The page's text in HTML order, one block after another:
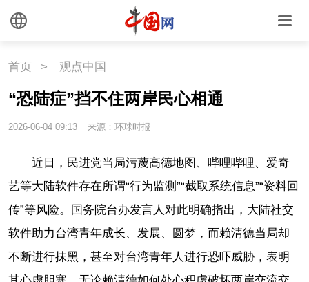
首页 > 观点中国
“恐陆症”挡不住两岸民心相通
2026-06-04 09:13 来源：环球时报
近日，民进党当局污蔑高德地图、哔哩哔哩、爱奇
艺等大陆软件存在所谓“行为监测”“截取系统信息”“资料回
传”等风险。国务院台办发言人对此明确指出，大陆社交
软件助力台湾青年成长、发展、圆梦，而赖清德当局却
不断进行抹黑，甚至对台湾青年人进行恐吓威胁，表明